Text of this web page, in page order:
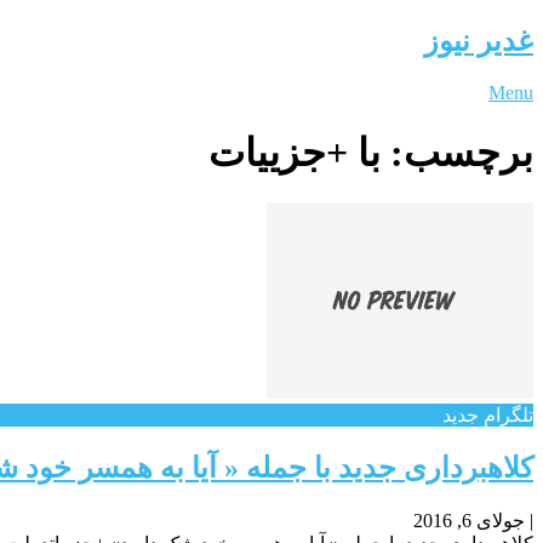
غدیر نیوز
Menu
برچسب: با +جزییات
تلگرام جدید
کلاهبرداری جدید با جمله « آیا به همسر
| جولای 6, 2016